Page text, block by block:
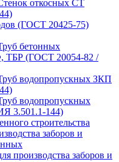
откосных СТ
(ГОСТ 20425-75)
бетонных
ТБР (ГОСТ 20054-82 /
водопропускных ЗКП
водопропускных
3.501.1-144)
строительства
заборов и
производства заборов и